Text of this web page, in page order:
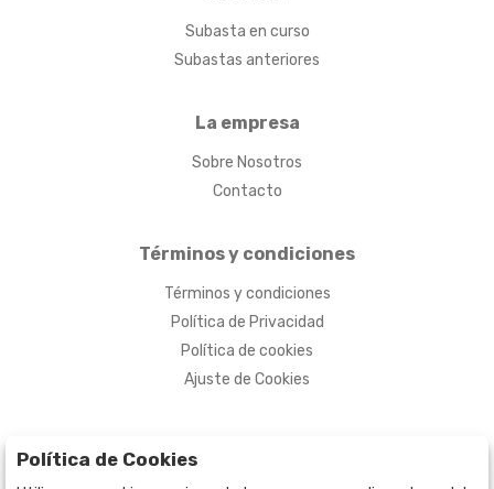
Subasta en curso
Subastas anteriores
La empresa
Sobre Nosotros
Contacto
Términos y condiciones
Términos y condiciones
Política de Privacidad
Política de cookies
Ajuste de Cookies
Política de Cookies